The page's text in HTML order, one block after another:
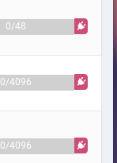
0/48
0/4096
0/4096